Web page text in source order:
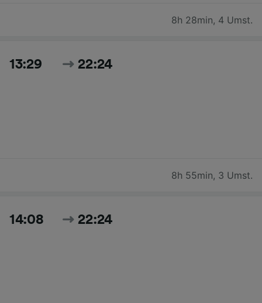
8h 28min, 4 Umst.
13:29 22:24
8h 55min, 3 Umst.
14:08 22:24